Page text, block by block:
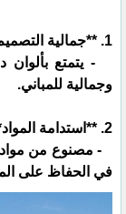
1. **جمالية التصميم**:
- يتمتع بألوان
وجمالية للمباني.
2. **استدامة المواد**:
- مصنوع من مواد
في الحفاظ على